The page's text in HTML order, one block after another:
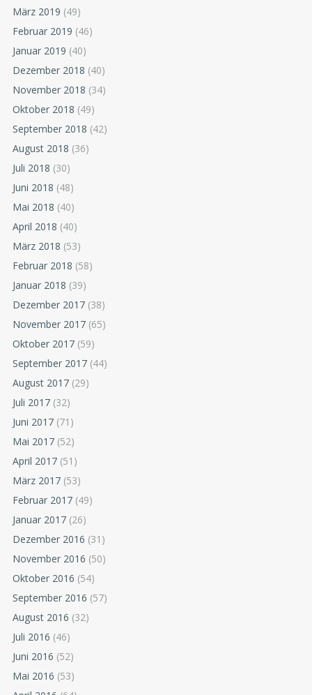
März 2019 (49)
Februar 2019 (46)
Januar 2019 (40)
Dezember 2018 (40)
November 2018 (34)
Oktober 2018 (49)
September 2018 (42)
August 2018 (36)
Juli 2018 (30)
Juni 2018 (48)
Mai 2018 (40)
April 2018 (40)
März 2018 (53)
Februar 2018 (58)
Januar 2018 (39)
Dezember 2017 (38)
November 2017 (65)
Oktober 2017 (59)
September 2017 (44)
August 2017 (29)
Juli 2017 (32)
Juni 2017 (71)
Mai 2017 (52)
April 2017 (51)
März 2017 (53)
Februar 2017 (49)
Januar 2017 (26)
Dezember 2016 (31)
November 2016 (50)
Oktober 2016 (54)
September 2016 (57)
August 2016 (32)
Juli 2016 (46)
Juni 2016 (52)
Mai 2016 (53)